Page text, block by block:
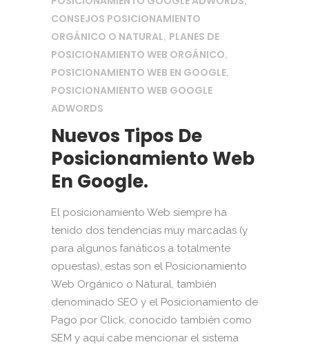
CONSEJOS POSICIONAMIENTO
ORGÁNICO O NATURAL, PLANES DE
POSICIONAMIENTO WEB ORGÁNICO,
POSICIONAMIENTO WEB EN GOOGLE,
POSICIONAMIENTO WEB GOOGLE
ADWORDS
Nuevos Tipos De
Posicionamiento Web
En Google.
El posicionamiento Web siempre ha
tenido dos tendencias muy marcadas (y
para algunos fanáticos a totalmente
opuestas), estas son el Posicionamiento
Web Orgánico o Natural, también
denominado SEO y el Posicionamiento de
Pago por Click, conocido también como
SEM y aquí cabe mencionar el sistema